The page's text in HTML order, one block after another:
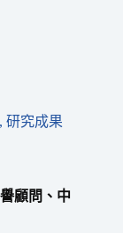
, 研究成果
顧問、中